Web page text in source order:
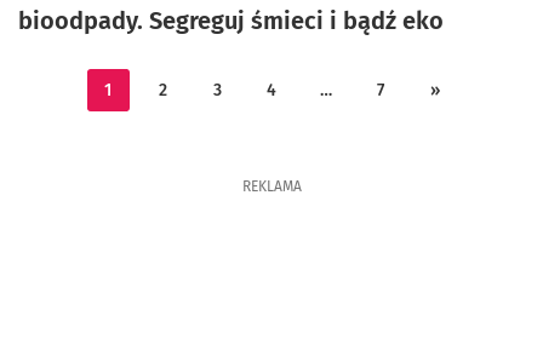
bioodpady. Segreguj śmieci i bądź eko
1 2 3 4 … 7 »
REKLAMA